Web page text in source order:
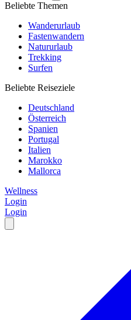
Beliebte Themen
Wanderurlaub
Fastenwandern
Natururlaub
Trekking
Surfen
Beliebte Reiseziele
Deutschland
Österreich
Spanien
Portugal
Italien
Marokko
Mallorca
Wellness
Login
Login